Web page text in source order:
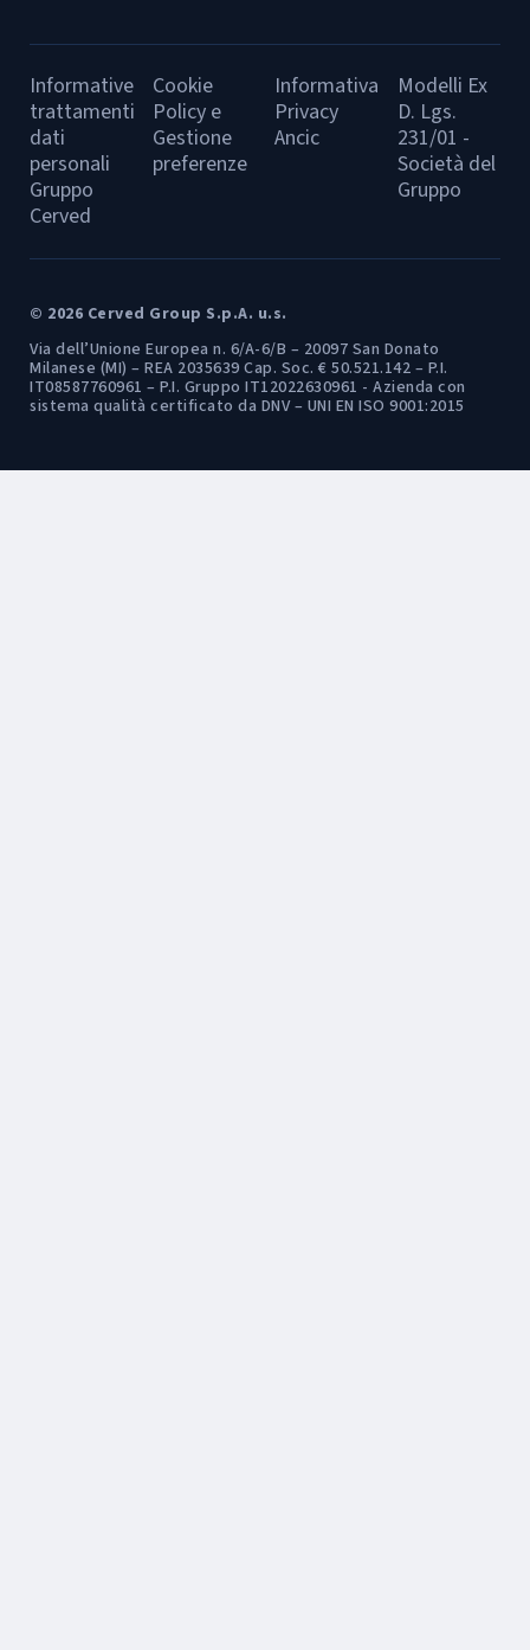
Informative
trattamenti
dati
personali
Gruppo
Cerved
Cookie
Policy e
Gestione
preferenze
Informativa
Privacy
Ancic
Modelli Ex
D. Lgs.
231/01 -
Società del
Gruppo
© 2026 Cerved Group S.p.A. u.s.
Via dell’Unione Europea n. 6/A-6/B – 20097 San Donato
Milanese (MI) – REA 2035639 Cap. Soc. € 50.521.142 – P.I.
IT08587760961 – P.I. Gruppo IT12022630961 - Azienda con
sistema qualità certificato da DNV – UNI EN ISO 9001:2015